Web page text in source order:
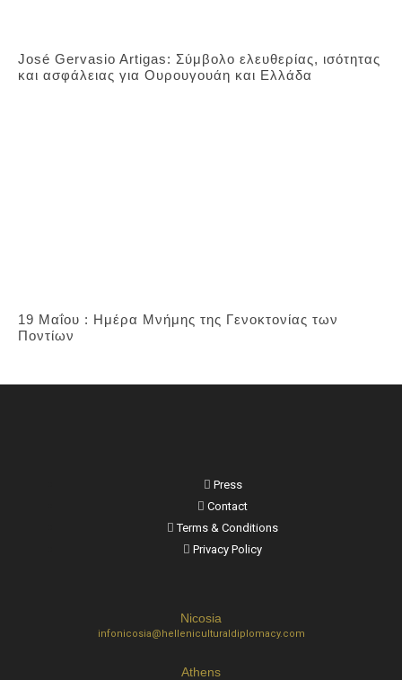
José Gervasio Artigas: Σύμβολο ελευθερίας, ισότητας
και ασφάλειας για Ουρουγουάη και Ελλάδα
19 Μαΐου : Ημέρα Μνήμης της Γενοκτονίας των
Ποντίων
Press
Contact
Terms & Conditions
Privacy Policy
Nicosia
infonicosia@helleniculturaldiplomacy.com
Athens